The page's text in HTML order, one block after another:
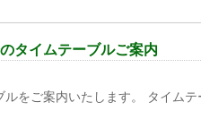
タイムテーブルご案内
をご案内いたします。 タイムテ